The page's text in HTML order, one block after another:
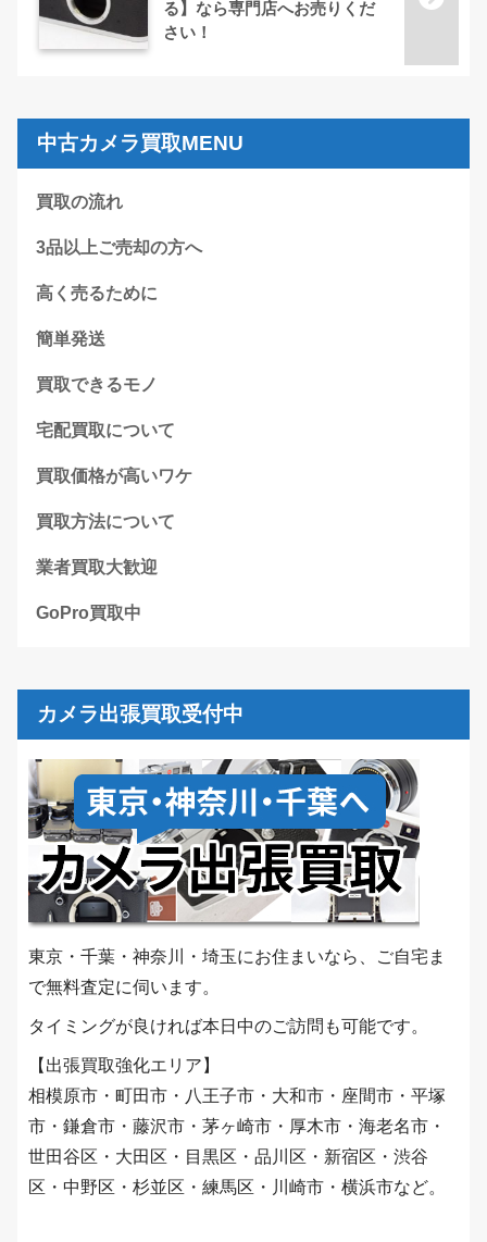
る】なら専門店へお売りくだ
さい！
中古カメラ買取MENU
買取の流れ
3品以上ご売却の方へ
高く売るために
簡単発送
買取できるモノ
宅配買取について
買取価格が高いワケ
買取方法について
業者買取大歓迎
GoPro買取中
カメラ出張買取受付中
東京・千葉・神奈川・埼玉にお住まいなら、ご自宅ま
で無料査定に伺います。
タイミングが良ければ本日中のご訪問も可能です。
【出張買取強化エリア】
相模原市・町田市・八王子市・大和市・座間市・平塚
市・鎌倉市・藤沢市・茅ヶ崎市・厚木市・海老名市・
世田谷区・大田区・目黒区・品川区・新宿区・渋谷
区・中野区・杉並区・練馬区・川崎市・横浜市など。